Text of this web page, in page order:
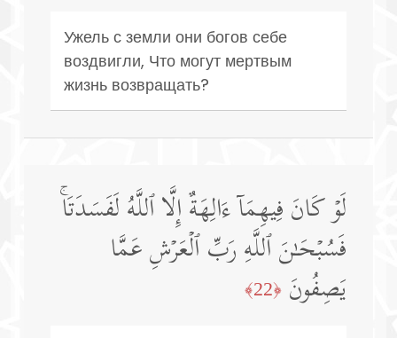
Ужель с земли они богов себе
воздвигли, Что могут мертвым
жизнь возвращать?
لَوۡ كَانَ فِیهِمَاۤ ءَالِهَةٌ إِلَّا ٱللَّهُ لَفَسَدَتَاۚ
فَسُبۡحَـٰنَ ٱللَّهِ رَبِّ ٱلۡعَرۡشِ عَمَّا
یَصِفُونَ ﴿22﴾